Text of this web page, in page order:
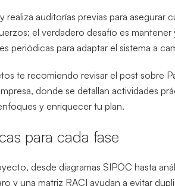
realiza auditorías previas para
el verdadero desafío es
periódicas para adaptar el sistema a
te recomiendo revisar el post sobre
donde se detallan actividades
y enriquecer tu plan.
para cada fase
desde diagramas SIPOC hasta
y una matriz RACI ayudan a evitar